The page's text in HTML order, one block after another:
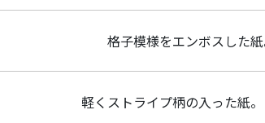
格子模様をエンボスした紙
軽くストライプ柄の入った紙。